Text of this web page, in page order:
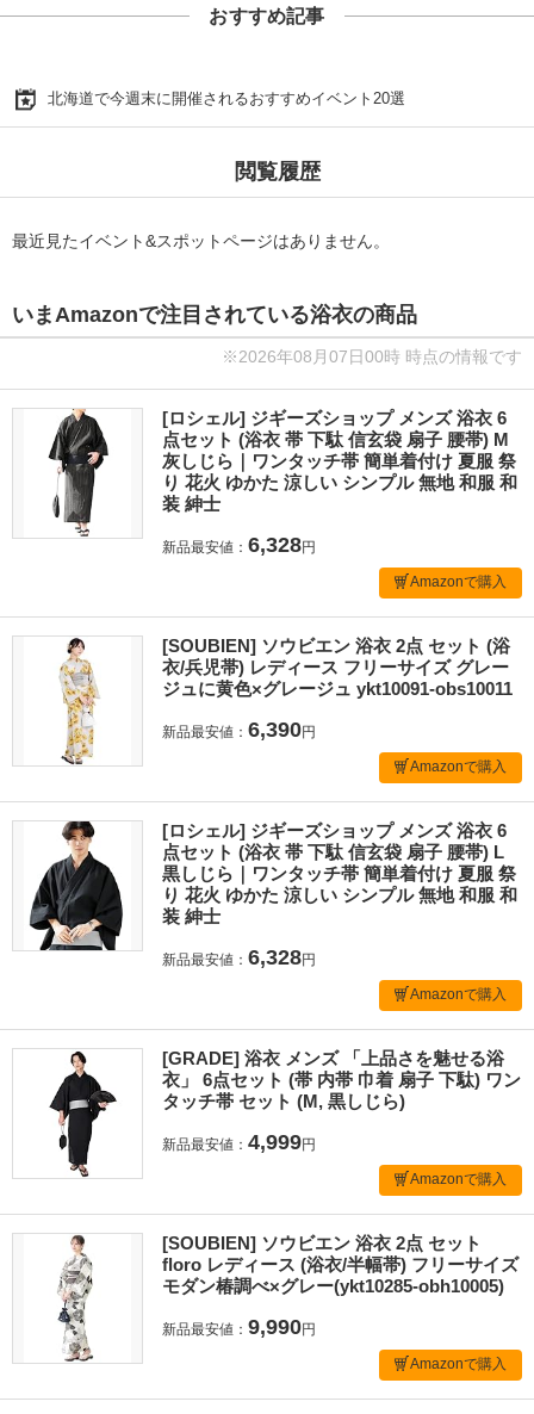
おすすめ記事
北海道で今週末に開催されるおすすめイベント20選
閲覧履歴
最近見たイベント&スポットページはありません。
いまAmazonで注目されている浴衣の商品
※2026年08月07日00時 時点の情報です
[ロシェル] ジギーズショップ メンズ 浴衣 6
点セット (浴衣 帯 下駄 信玄袋 扇子 腰帯) M
灰しじら｜ワンタッチ帯 簡単着付け 夏服 祭
り 花火 ゆかた 涼しい シンプル 無地 和服 和
装 紳士
新品最安値： 6,328円
Amazonで購入
[SOUBIEN] ソウビエン 浴衣 2点 セット (浴
衣/兵児帯) レディース フリーサイズ グレー
ジュに黄色×グレージュ ykt10091-obs10011
新品最安値： 6,390円
Amazonで購入
[ロシェル] ジギーズショップ メンズ 浴衣 6
点セット (浴衣 帯 下駄 信玄袋 扇子 腰帯) L
黒しじら｜ワンタッチ帯 簡単着付け 夏服 祭
り 花火 ゆかた 涼しい シンプル 無地 和服 和
装 紳士
新品最安値： 6,328円
Amazonで購入
[GRADE] 浴衣 メンズ 「上品さを魅せる浴
衣」 6点セット (帯 内帯 巾着 扇子 下駄) ワン
タッチ帯 セット (M, 黒しじら)
新品最安値： 4,999円
Amazonで購入
[SOUBIEN] ソウビエン 浴衣 2点 セット
floro レディース (浴衣/半幅帯) フリーサイズ
モダン椿調べ×グレー(ykt10285-obh10005)
新品最安値： 9,990円
Amazonで購入